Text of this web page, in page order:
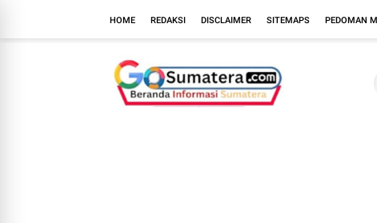
HOME REDAKSI DISCLAIMER SITEMAPS PEDOMAN